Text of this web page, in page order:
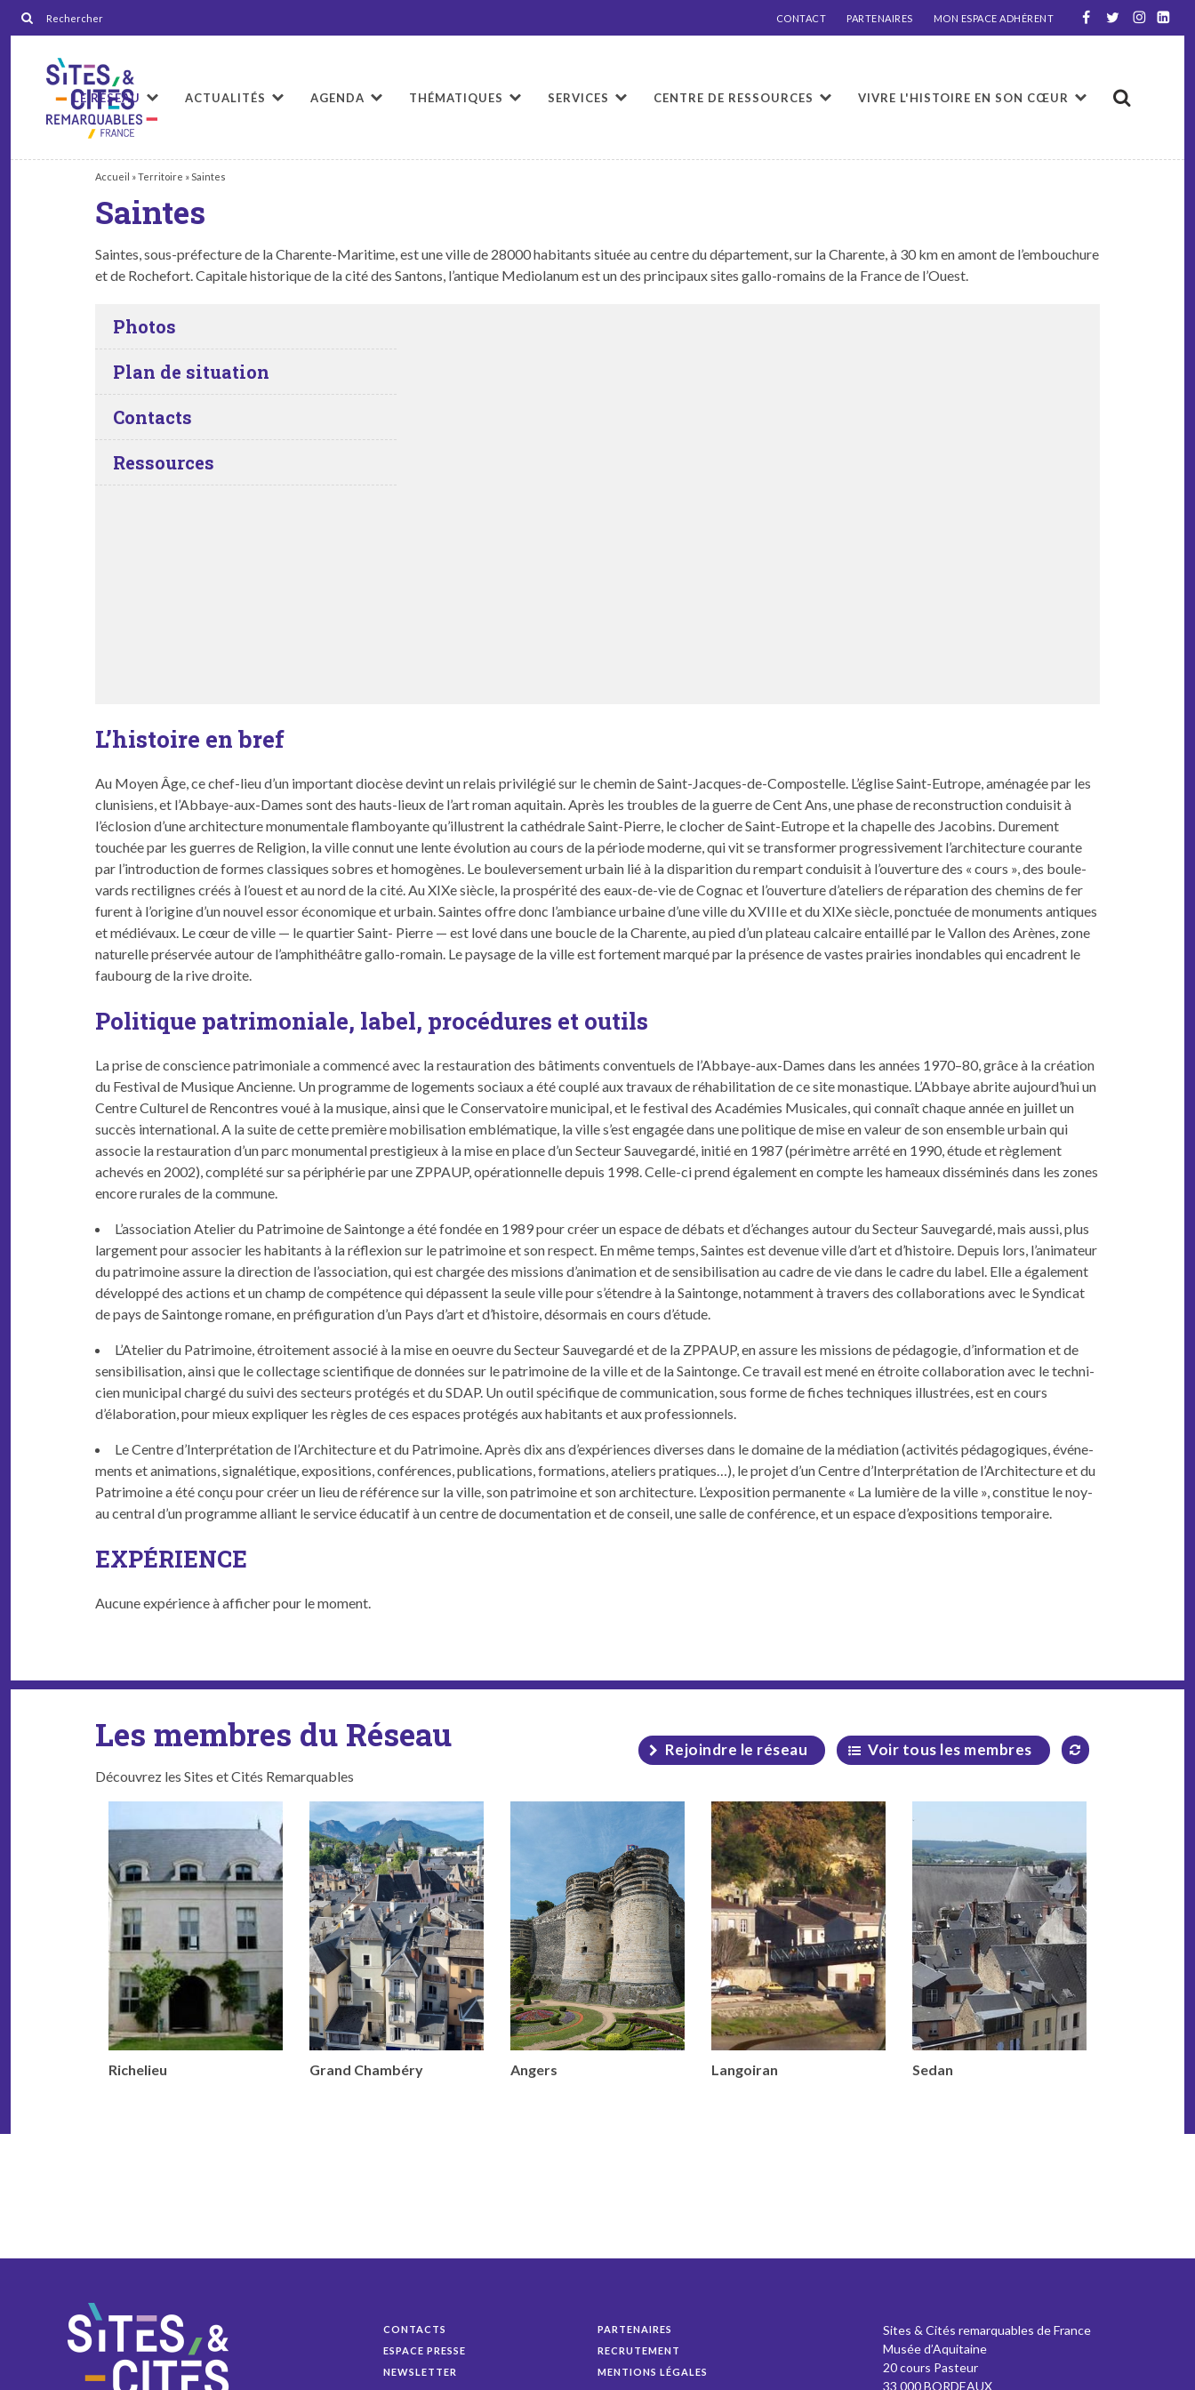
CONTACT PARTENAIRES MON ESPACE ADHÉRENT
LE RÉSEAU ACTUALITÉS AGENDA THÉMATIQUES SERVICES CENTRE DE RESSOURCES VIVRE L'HISTOIRE EN SON CŒUR
Accueil »Territoire » Saintes
Saintes
Saintes, sous-pré­fec­ture de la Char­ente-Mar­itime, est une ville de 28000 habi­tants située au cen­tre du départe­ment, sur la Char­ente, à 30 km en amont de l’embouchure
et de Rochefort. Cap­i­tale his­torique de la cité des San­tons, l’antique Medi­olanum est un des prin­ci­paux sites gal­lo-romains de la France de l’Ouest.
Photos
Plan de situation
Contacts
Ressources
L’histoire en bref
Au Moyen Âge, ce chef-lieu d’un impor­tant diocèse devint un relais priv­ilégié sur le chemin de Saint-Jacques-de-Com­postelle. L’église Saint-Eutrope, amé­nagée par les
clu­nisiens, et l’Abbaye-aux-Dames sont des hauts-lieux de l’art roman aquitain. Après les trou­bles de la guerre de Cent Ans, une phase de recon­struc­tion con­duisit à
l’éclosion d’une archi­tec­ture mon­u­men­tale flam­boy­ante qu’illustrent la cathé­drale Saint-Pierre, le clocher de Saint-Eutrope et la chapelle des Jacobins. Dure­ment
touchée par les guer­res de Reli­gion, la ville con­nut une lente évo­lu­tion au cours de la péri­ode mod­erne, qui vit se trans­former pro­gres­sive­ment l’architecture courante
par l’introduction de formes clas­siques sobres et homogènes. Le boule­verse­ment urbain lié à la dis­pari­tion du rem­part con­duisit à l’ouverture des « cours », des boule­
vards rec­tilignes créés à l’ouest et au nord de la cité. Au XIXe siè­cle, la prospérité des eaux-de-vie de Cognac et l’ouverture d’ateliers de répa­ra­tion des chemins de fer
furent à l’origine d’un nou­v­el essor économique et urbain. Saintes offre donc l’ambiance urbaine d’une ville du XVI­I­Ie et du XIXe siè­cle, ponc­tuée de mon­u­ments antiques
et médié­vaux. Le cœur de ville — le quarti­er Saint- Pierre — est lové dans une boucle de la Char­ente, au pied d’un plateau cal­caire entail­lé par le Val­lon des Arènes, zone
naturelle préservée autour de l’amphithéâtre gal­lo-romain. Le paysage de la ville est forte­ment mar­qué par la présence de vastes prairies inond­ables qui enca­drent le
faubourg de la rive droite.
Politique patrimoniale, label, procédures et outils
La prise de con­science pat­ri­mo­ni­ale a com­mencé avec la restau­ra­tion des bâti­ments con­ventuels de l’Abbaye-aux-Dames dans les années 1970–80, grâce à la créa­tion
du Fes­ti­val de Musique Anci­enne. Un pro­gramme de loge­ments soci­aux a été cou­plé aux travaux de réha­bil­i­ta­tion de ce site monas­tique. L’Abbaye abrite aujourd’hui un
Cen­tre Cul­turel de Ren­con­tres voué à la musique, ain­si que le Con­ser­va­toire munic­i­pal, et le fes­ti­val des Académies Musi­cales, qui con­naît chaque année en juil­let un
suc­cès inter­na­tion­al. A la suite de cette pre­mière mobil­i­sa­tion emblé­ma­tique, la ville s’est engagée dans une poli­tique de mise en valeur de son ensem­ble urbain qui
asso­cie la restau­ra­tion d’un parc mon­u­men­tal pres­tigieux à la mise en place d’un Secteur Sauve­g­ardé, ini­tié en 1987 (périmètre arrêté en 1990, étude et règle­ment
achevés en 2002), com­plété sur sa périphérie par une ZPPAUP, opéra­tionnelle depuis 1998. Celle-ci prend égale­ment en compte les hameaux dis­séminés dans les zones
encore rurales de la commune.
L’association Ate­lier du Pat­ri­moine de Sain­tonge a été fondée en 1989 pour créer un espace de débats et d’échanges autour du Secteur Sauve­g­ardé, mais aus­si, plus
large­ment pour associ­er les habi­tants à la réflex­ion sur le pat­ri­moine et son respect. En même temps, Saintes est dev­enue ville d’art et d’histoire. Depuis lors, l’animateur
du pat­ri­moine assure la direc­tion de l’association, qui est chargée des mis­sions d’animation et de sen­si­bil­i­sa­tion au cadre de vie dans le cadre du label. Elle a égale­ment
dévelop­pé des actions et un champ de com­pé­tence qui dépassent la seule ville pour s’étendre à la Sain­tonge, notam­ment à tra­vers des col­lab­o­ra­tions avec le Syn­di­cat
de pays de Sain­tonge romane, en pré­fig­u­ra­tion d’un Pays d’art et d’histoire, désor­mais en cours d’étude.
L’Atelier du Pat­ri­moine, étroite­ment asso­cié à la mise en oeu­vre du Secteur Sauve­g­ardé et de la ZPPAUP, en assure les mis­sions de péd­a­gogie, d’information et de
sen­si­bil­i­sa­tion, ain­si que le col­lec­tage sci­en­tifique de don­nées sur le pat­ri­moine de la ville et de la Sain­tonge. Ce tra­vail est mené en étroite col­lab­o­ra­tion avec le tech­ni­
cien munic­i­pal chargé du suivi des secteurs pro­tégés et du SDAP. Un out­il spé­ci­fique de com­mu­ni­ca­tion, sous forme de fich­es tech­niques illus­trées, est en cours
d’élaboration, pour mieux expli­quer les règles de ces espaces pro­tégés aux habi­tants et aux professionnels.
Le Cen­tre d’Interprétation de l’Architecture et du Pat­ri­moine. Après dix ans d’expériences divers­es dans le domaine de la médi­a­tion (activ­ités péd­a­gogiques, événe­
ments et ani­ma­tions, sig­nalé­tique, expo­si­tions, con­férences, pub­li­ca­tions, for­ma­tions, ate­liers pra­tiques…), le pro­jet d’un Cen­tre d’Interprétation de l’Architecture et du
Pat­ri­moine a été conçu pour créer un lieu de référence sur la ville, son pat­ri­moine et son archi­tec­ture. L’exposition per­ma­nente « La lumière de la ville », con­stitue le noy­
au cen­tral d’un pro­gramme alliant le ser­vice édu­catif à un cen­tre de doc­u­men­ta­tion et de con­seil, une salle de con­férence, et un espace d’expositions temporaire.
EXPÉRIENCE
Aucune expéri­ence à affich­er pour le moment.
Les membres du Réseau
Découvrez les Sites et Cités Remarquables
Rejoindre le réseau Voir tous les membres
Richelieu Grand Chambéry Angers Langoiran Sedan
CONTACTS
ESPACE PRESSE
NEWSLETTER
PARTENAIRES
RECRUTEMENT
MENTIONS LÉGALES
Sites & Cités remarquables de France
Musée d’Aquitaine
20 cours Pasteur
33 000 BORDEAUX